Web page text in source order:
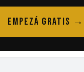
EMPEZÁ GRATIS →